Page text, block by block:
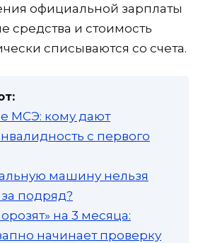
официальной зарплаты
средства и стоимость
списываются со счета.
МСЭ: кому дают
с первого
машину нельзя
подряд?
на 3 месяца:
начинает проверку